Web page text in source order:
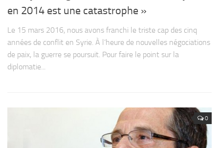
en 2014 est une catastrophe »
Le 15 mars 2016, nous avons franchi le triste cap des cinq
années de conflit en Syrie. À l’heure de nouvelles négociations
de paix, la guerre se poursuit. Pour faire le point sur la
diplomatie...
0